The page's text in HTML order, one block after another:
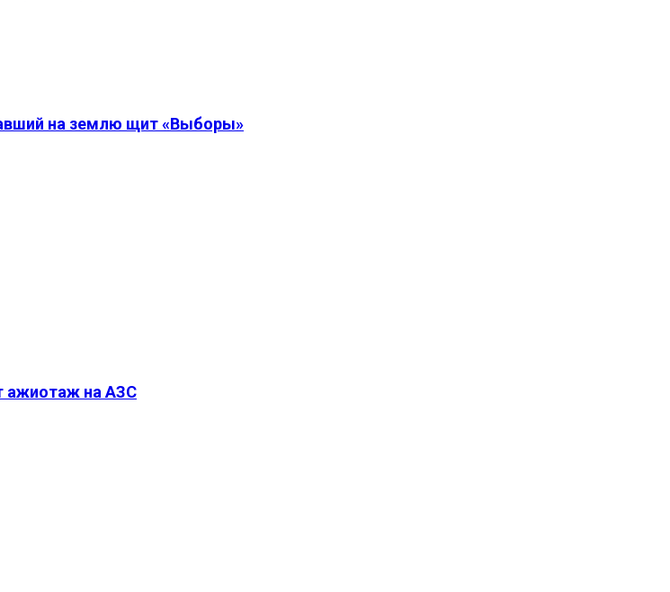
на землю щит «Выборы»
ажиотаж на АЗС